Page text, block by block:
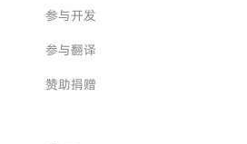
参与开发
参与翻译
赞助捐赠